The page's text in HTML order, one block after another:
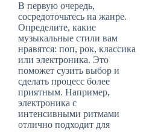
В первую очередь,
сосредоточьтесь на жанре.
Определите, какие
музыкальные стили вам
нравятся: поп, рок, классика
или электроника. Это
поможет сузить выбор и
сделать процесс более
приятным. Например,
электроника с
интенсивными ритмами
отлично подходит для